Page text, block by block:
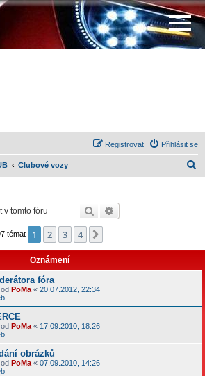
Přihlásit se
Registrovat
Clubové vozy
Hledat
témat 1 2 3 4
Oznámení
fóra
PoMa « 20.07.2012, 22:34
PoMa « 17.09.2010, 18:26
obrázků
PoMa « 07.09.2010, 14:26